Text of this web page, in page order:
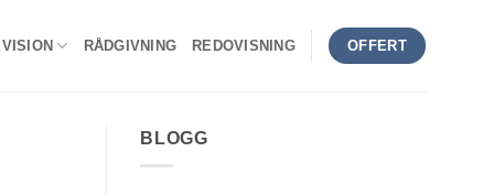
RÅDGIVNING REDOVISNING OFFERT
BLOGG